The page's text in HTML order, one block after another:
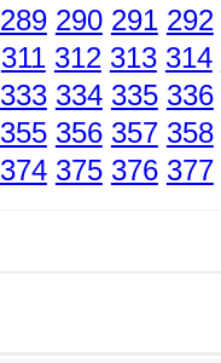
289 290 291 292
311 312 313 314
333 334 335 336
355 356 357 358
374 375 376 377